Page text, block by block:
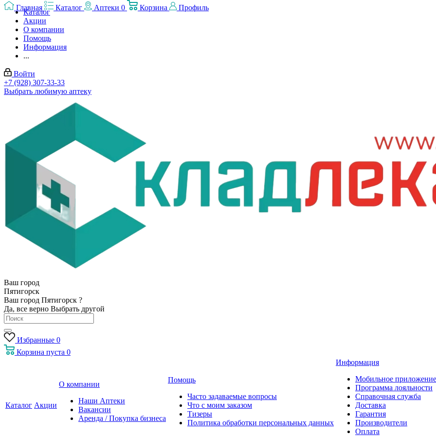
Каталог
Акции
О компании
Помощь
Информация
...
Войти
+7 (928) 307-33-33
Выбрать любимую аптеку
Ваш город
Пятигорск
Ваш город Пятигорск ?
Да, все верно Выбрать другой
Избранные 0
Корзина пуста 0
Каталог Акции
О компании
Наши Аптеки
Вакансии
Аренда / Покупка бизнеса
Помощь
Часто задаваемые вопросы
Что с моим заказом
Тизеры
Политика обработки персональных данных
Информация
Мобильное приложение
Программа лояльности
Справочная служба
Доставка
Гарантия
Производители
Оплата
Главная Каталог Аптеки 0 Корзина Профиль